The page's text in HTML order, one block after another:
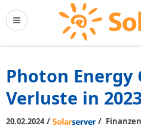
Photon Energy
Verluste in
20.02.2024/ / Finanzen